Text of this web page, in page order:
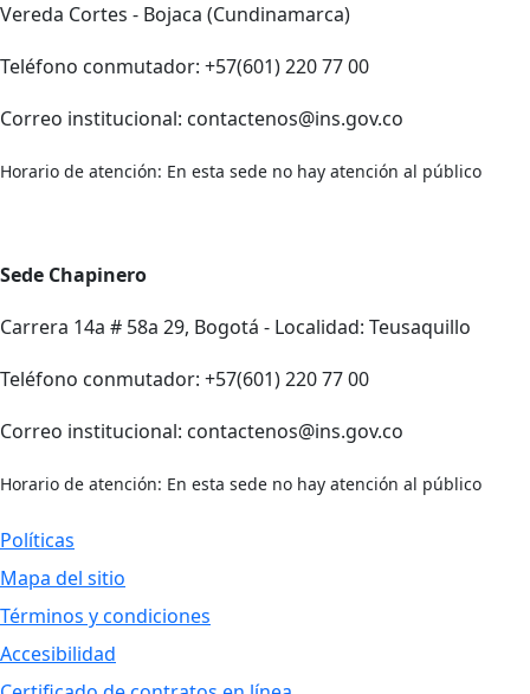
Vereda Cortes - Bojaca (Cundinamarca)
Teléfono conmutador: +57(601) 220 77 00
Correo institucional: contactenos@ins.gov.co
Horario de atención: En esta sede no hay atención al público
Sede Chapinero
Carrera 14a # 58a 29, Bogotá - Localidad: Teusaquillo
Teléfono conmutador: +57(601) 220 77 00
Correo institucional: contactenos@ins.gov.co
Horario de atención: En esta sede no hay atención al público
Políticas
Mapa del sitio
Términos y condiciones
Accesibilidad